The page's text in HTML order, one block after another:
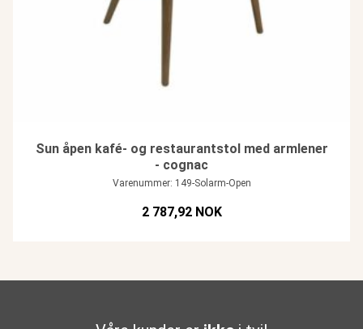
Sun åpen kafé- og restaurantstol med armlener
- cognac
Varenummer: 149-Solarm-Open
2 787,92 NOK